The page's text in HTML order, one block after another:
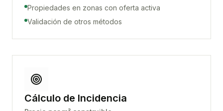
Propiedades en zonas con oferta activa
Validación de otros métodos
Cálculo de Incidencia